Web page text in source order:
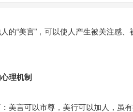
的“美言”，可以使人产生被关注感
理机制
：美言可以市尊，美行可以加人，虽